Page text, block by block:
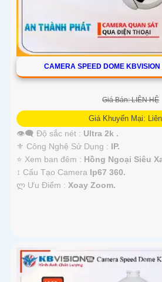
CAMERA SPEED DOME
Giá Bán: LIÊN HỆ
Giá Khuyến Mại:
👁️‍🗨 Độ sắc nét : Ultra 2k .
⚜️ Công Nghệ Sử Dụng : IP.
⭐ Xem ban đêm : Hồng Ngoại Siêu
↕️ Cấu Tạo Camera Ip67 360.
️ლ Ưu Điểm : Xoay Zoom.